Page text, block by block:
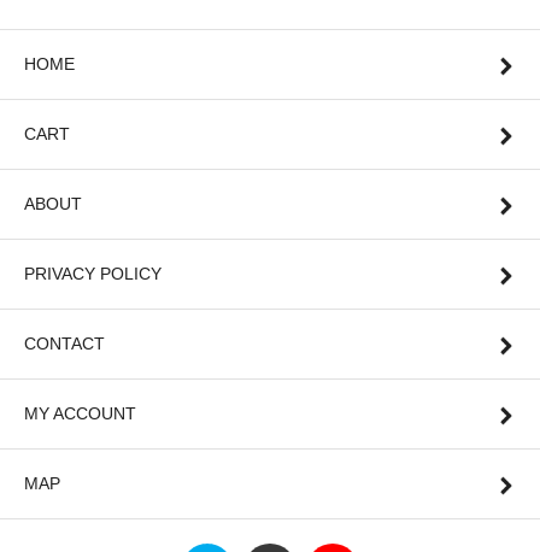
HOME
CART
ABOUT
PRIVACY POLICY
CONTACT
MY ACCOUNT
MAP